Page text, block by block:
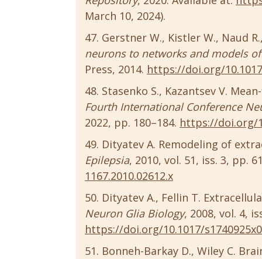
March 10, 2024).
Gerstner W., Kistler W., Naud
neurons to networks and models
Press, 2014. https://doi.org/
Stasenko S., Kazantsev V.
Fourth International Conference
2022, pp. 180–184. https://doi.org/
Dityatev A. Remodeling of
Epilepsia, 2010, vol. 51, iss. 3, pp.
1167.2010.02612.x
Dityatev A., Fellin T.
Neuron Glia Biology, 2008, vol. 4,
https://doi.org/10.1017/
Bonneh-Barkay D., Wiley C.